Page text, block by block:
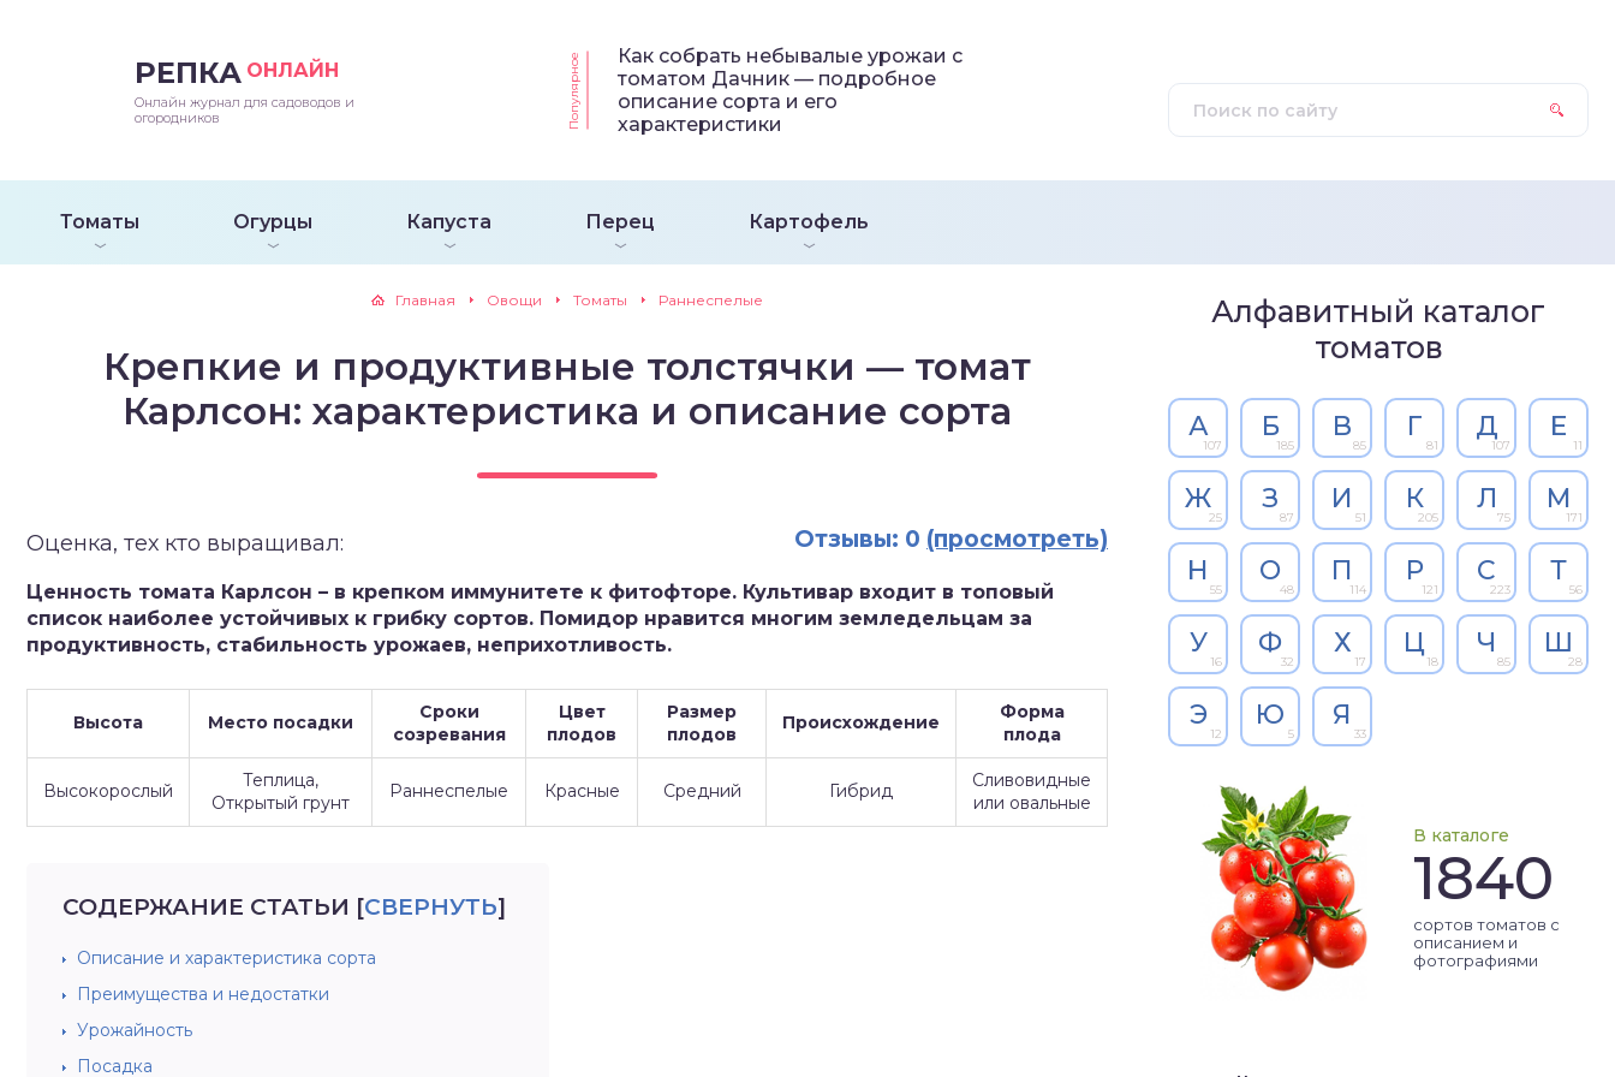
РЕПКА ОНЛАЙН
Онлайн журнал для садоводов и
огородников
Популярное
Как собрать небывалые урожаи с
томатом Дачник — подробное
описание сорта и его
характеристики
Томаты Огурцы Капуста Перец Картофель
Главная Овощи Томаты Раннеспелые
Крепкие и продуктивные толстячки — томат
Карлсон: характеристика и описание сорта
Оценка, тех кто выращивал: Отзывы: 0 (просмотреть)
Ценность томата Карлсон – в крепком иммунитете к фитофторе. Культивар входит в топовый
список наиболее устойчивых к грибку сортов. Помидор нравится многим земледельцам за
продуктивность, стабильность урожаев, неприхотливость.
Высота Место посадки
Сроки
созревания
Цвет
плодов
Размер
плодов
Происхождение
Форма
плода
Высокорослый
Теплица,
Открытый грунт
Раннеспелые Красные Средний Гибрид
Сливовидные
или овальные
СОДЕРЖАНИЕ СТАТЬИ [СВЕРНУТЬ]
Описание и характеристика сорта
Преимущества и недостатки
Урожайность
Посадка
Алфавитный каталог
томатов
А
107
Б
185
В
85
Г
81
Д
107
Е
11
Ж
25
З
87
И
51
К
205
Л
75
М
171
Н
55
О
48
П
114
Р
121
С
223
Т
56
У
16
Ф
32
Х
17
Ц
18
Ч
85
Ш
28
Э
12
Ю
5
Я
33
В каталоге
1840
сортов томатов с
описанием и
фотографиями
и подкормки